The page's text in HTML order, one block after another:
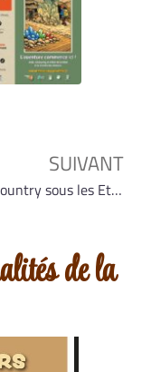
SUIVANT
Soirée Country sous les Etoiles Vendredi 3 Juillet 2026
de la